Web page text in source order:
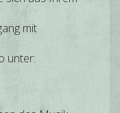
mit
unter: